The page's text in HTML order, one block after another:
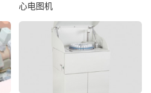
心电图机